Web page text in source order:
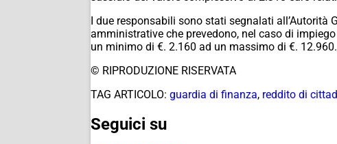
I due responsabili sono stati segnalati all’Autorità
amministrative che prevedono, nel caso di
un minimo di €. 2.160 ad un massimo di €. 12.960.
© RIPRODUZIONE RISERVATA
TAG ARTICOLO: guardia di finanza, reddito di
Seguici su